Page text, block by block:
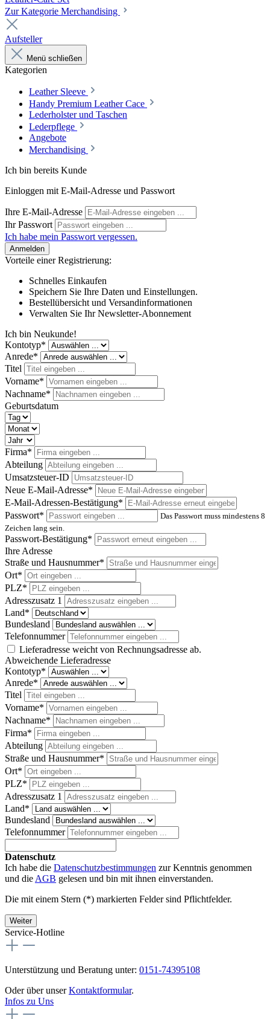
Zur Kategorie Merchandising
Aufsteller
Menü schließen
Kategorien
Leather Sleeve
Handy Premium Leather Cace
Lederholster und Taschen
Lederpflege
Angebote
Merchandising
Ich bin bereits Kunde
Einloggen mit E-Mail-Adresse und Passwort
Ihre E-Mail-Adresse
Ihr Passwort
Ich habe mein Passwort vergessen.
Anmelden
Vorteile einer Registrierung:
Schnelles Einkaufen
Speichern Sie Ihre Daten und Einstellungen.
Bestellübersicht und Versandinformationen
Verwalten Sie Ihr Newsletter-Abonnement
Ich bin Neukunde!
Kontotyp*
Anrede*
Titel
Vorname*
Nachname*
Geburtsdatum
Firma*
Abteilung
Umsatzsteuer-ID
Neue E-Mail-Adresse*
E-Mail-Adressen-Bestätigung*
Passwort*
Das Passwort muss mindestens 8
Zeichen lang sein.
Passwort-Bestätigung*
Ihre Adresse
Straße und Hausnummer*
Ort*
PLZ*
Adresszusatz 1
Land*
Bundesland
Telefonnummer
Lieferadresse weicht von Rechnungsadresse ab.
Abweichende Lieferadresse
Kontotyp*
Anrede*
Titel
Vorname*
Nachname*
Firma*
Abteilung
Straße und Hausnummer*
Ort*
PLZ*
Adresszusatz 1
Land*
Bundesland
Telefonnummer
Datenschutz
Ich habe die Datenschutzbestimmungen zur Kenntnis genommen
und die AGB gelesen und bin mit ihnen einverstanden.
Die mit einem Stern (*) markierten Felder sind Pflichtfelder.
Weiter
Service-Hotline
Unterstützung und Beratung unter: 0151-74395108
Oder über unserKontaktformular.
Infos zu Uns